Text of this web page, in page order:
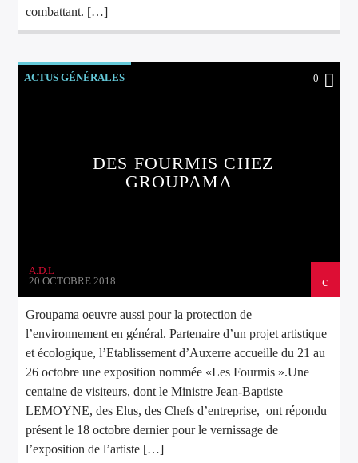
combattant. […]
ACTUS GÉNÉRALES 0
DES FOURMIS CHEZ
GROUPAMA
A.D.L
20 OCTOBRE 2018
Groupama oeuvre aussi pour la protection de
l’environnement en général. Partenaire d’un projet artistique
et écologique, l’Etablissement d’Auxerre accueille du 21 au
26 octobre une exposition nommée «Les Fourmis ».Une
centaine de visiteurs, dont le Ministre Jean-Baptiste
LEMOYNE, des Elus, des Chefs d’entreprise, ont répondu
présent le 18 octobre dernier pour le vernissage de
l’exposition de l’artiste […]